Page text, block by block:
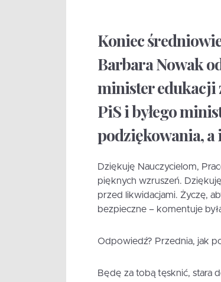
Koniec
Barbara Nowak
minister edukacji
PiS i byłego
podziękowania, a
Dziękuję Nauczycielom,
pięknych wzruszeń.
przed likwidacjami. Życzę,
bezpieczne – komentuje
Odpowiedź? Przednia, jak
Będę za tobą tęsknić, stara